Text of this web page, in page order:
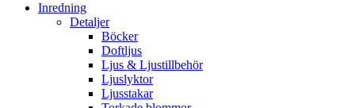
Inredning
Detaljer
Böcker
Doftljus
Ljus & Ljustillbehör
Ljuslyktor
Ljusstakar